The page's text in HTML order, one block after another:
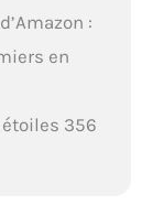
:
en
356